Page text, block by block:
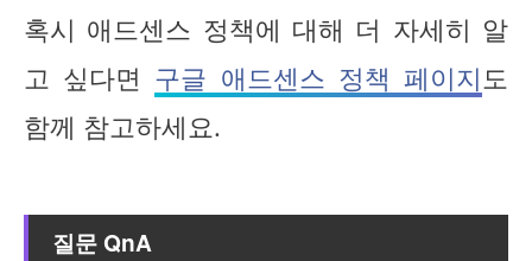
혹시 애드센스 정책에 대해 더 자세히 알
고 싶다면 구글 애드센스 정책 페이지도
함께 참고하세요.
질문 QnA